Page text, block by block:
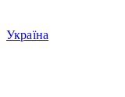
Україна